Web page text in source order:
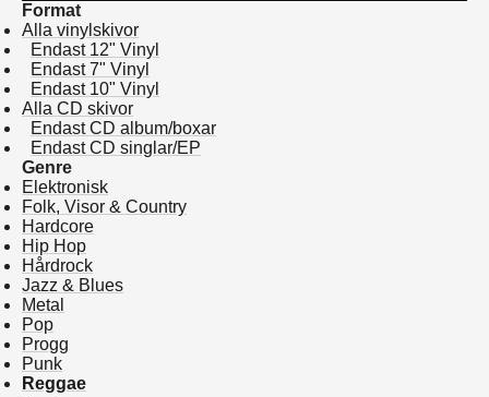
Format
Alla vinylskivor
Endast 12" Vinyl
Endast 7" Vinyl
Endast 10" Vinyl
Alla CD skivor
Endast CD album/boxar
Endast CD singlar/EP
Genre
Elektronisk
Folk, Visor & Country
Hardcore
Hip Hop
Hårdrock
Jazz & Blues
Metal
Pop
Progg
Punk
Reggae